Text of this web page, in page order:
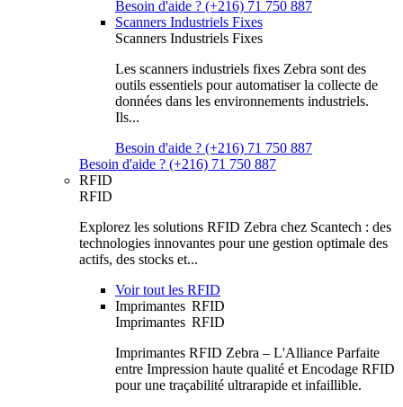
Besoin d'aide ? (+216) 71 750 887
Scanners Industriels Fixes
Scanners Industriels Fixes
Les scanners industriels fixes Zebra sont des
outils essentiels pour automatiser la collecte de
données dans les environnements industriels.
Ils...
Besoin d'aide ? (+216) 71 750 887
Besoin d'aide ? (+216) 71 750 887
RFID
RFID
Explorez les solutions RFID Zebra chez Scantech : des
technologies innovantes pour une gestion optimale des
actifs, des stocks et...
Voir tout les RFID
Imprimantes RFID
Imprimantes RFID
Imprimantes RFID Zebra – L'Alliance Parfaite
entre Impression haute qualité et Encodage RFID
pour une traçabilité ultrarapide et infaillible.